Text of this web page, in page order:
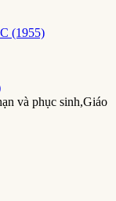
và phục sinh,Giáo